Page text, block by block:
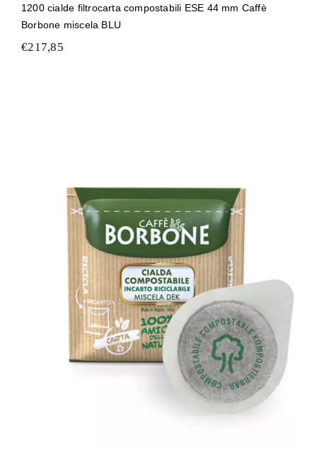
1200 cialde filtrocarta compostabili ESE 44 mm Caffè
Borbone miscela BLU
€217,85
1200 cialde filtrocarta compostabili
ESE 44 mm Caffè Borbone miscela
DEK (DECA)